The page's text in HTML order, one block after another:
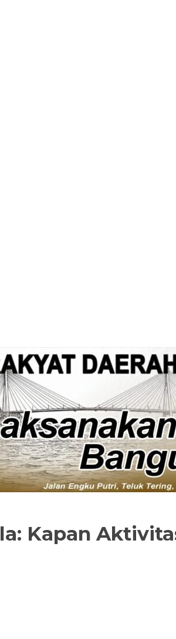
Kapan